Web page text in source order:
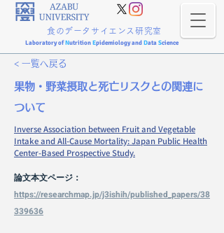
食のデータサイエンス研究室
Laboratory ofNutritionEpidemiology andDataScience
< 一覧へ戻る
果物・野菜摂取と死亡リスクとの関連に
ついて
Inverse Association between Fruit and Vegetable
Intake and All-Cause Mortality: Japan Public Health
Center-Based Prospective Study.
論文本文ページ：
https://researchmap.jp/j3ishih/published_papers/38
339636